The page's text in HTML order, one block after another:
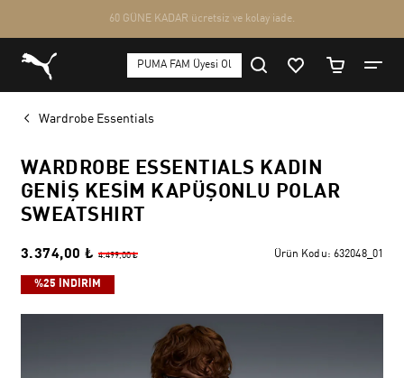
Wardrobe Essentials
WARDROBE ESSENTIALS KADIN
GENIŞ KESIM KAPÜŞONLU POLAR
SWEATSHIRT
3.374,00 ₺ 4.499,00 ₺ Ürün Kodu: 632048_01
%25 İNDİRİM